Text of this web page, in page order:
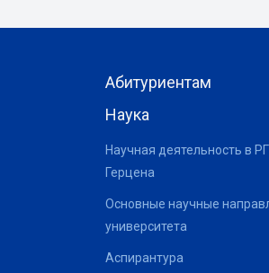
Абитуриентам
Наука
Научная деятельность в
Герцена
Основные научные
университета
Аспирантура